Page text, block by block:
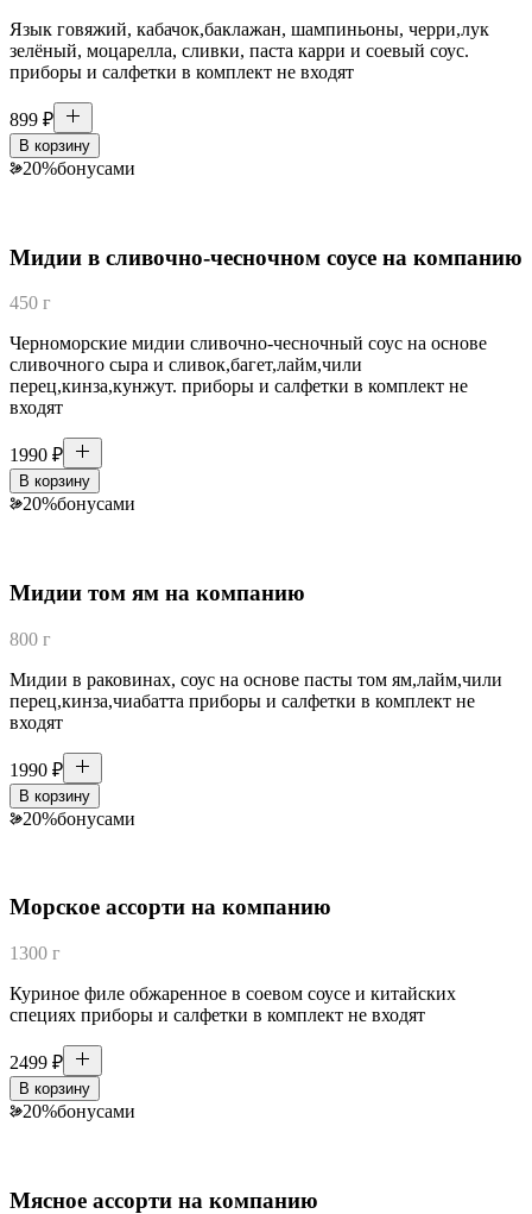
Язык говяжий, кабачок,баклажан, шампиньоны, черри,лук
зелёный, моцарелла, сливки, паста карри и соевый соус.
приборы и салфетки в комплект не входят
899 ₽
В корзину
20%бонусами
Мидии в сливочно-чесночном соусе на компанию
450 г
Черноморские мидии сливочно-чесночный соус на основе
сливочного сыра и сливок,багет,лайм,чили
перец,кинза,кунжут. приборы и салфетки в комплект не
входят
1990 ₽
В корзину
20%бонусами
Мидии том ям на компанию
800 г
Мидии в раковинах, соус на основе пасты том ям,лайм,чили
перец,кинза,чиабатта приборы и салфетки в комплект не
входят
1990 ₽
В корзину
20%бонусами
Морское ассорти на компанию
1300 г
Куриное филе обжаренное в соевом соусе и китайских
специях приборы и салфетки в комплект не входят
2499 ₽
В корзину
20%бонусами
Мясное ассорти на компанию